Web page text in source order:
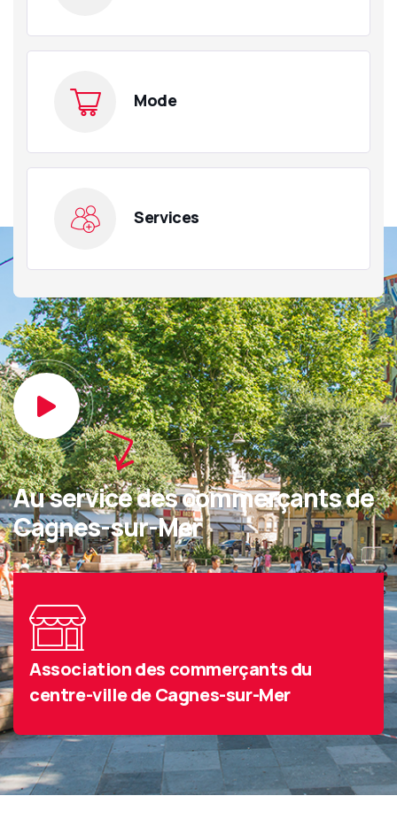
Mode
Services
Au service des commerçants de
Cagnes-sur-Mer
Association des commerçants du
centre-ville de Cagnes-sur-Mer